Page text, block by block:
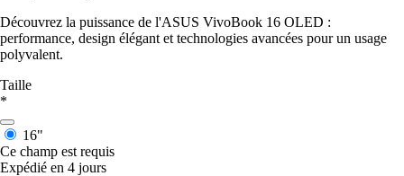
Découvrez la puissance de l'ASUS VivoBook 16 OLED :
performance, design élégant et technologies avancées pour un usage
polyvalent.
Taille
*
16"
Ce champ est requis
Expédié en 4 jours